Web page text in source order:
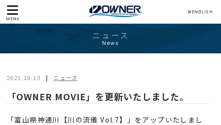
MENU
ENGLISH
ニュース
News
2021.10.13 ニュース
「OWNER MOVIE」を更新いたしました。
「富山県神通川【川の流儀 Vol.7】」をアップいたしまし